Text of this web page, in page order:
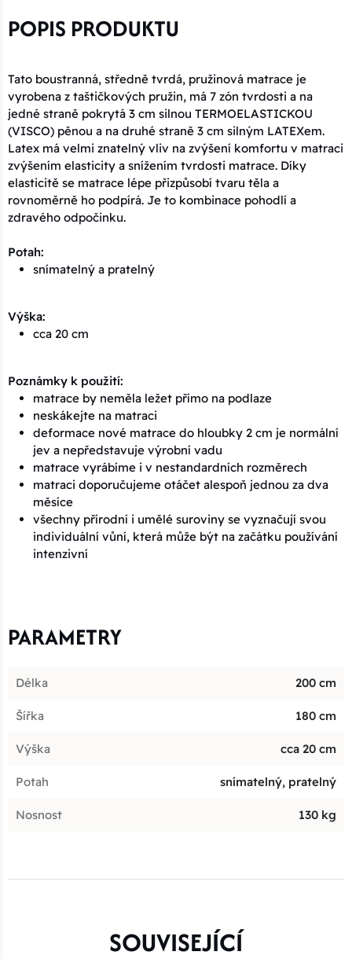
POPIS PRODUKTU
Tato boustranná, středně tvrdá, pružinová matrace je
vyrobena z taštičkových pružin, má 7 zón tvrdosti a na
jedné straně pokrytá 3 cm silnou TERMOELASTICKOU
(VISCO) pěnou a na druhé straně 3 cm silným LATEXem.
Latex má velmi znatelný vliv na zvýšení komfortu v matraci
zvýšením elasticity a snížením tvrdosti matrace. Díky
elasticitě se matrace lépe přizpůsobí tvaru těla a
rovnoměrně ho podpírá. Je to kombinace pohodlí a
zdravého odpočinku.
Potah:
snímatelný a pratelný
Výška:
cca 20 cm
Poznámky k použití:
matrace by neměla ležet přímo na podlaze
neskákejte na matraci
deformace nové matrace do hloubky 2 cm je normální
jev a nepředstavuje výrobní vadu
matrace vyrábíme i v nestandardních rozměrech
matraci doporučujeme otáčet alespoň jednou za dva
měsíce
všechny přírodní i umělé suroviny se vyznačují svou
individuální vůní, která může být na začátku používání
intenzivní
PARAMETRY
Délka 200 cm
Šířka 180 cm
Výška cca 20 cm
Potah snímatelný, pratelný
Nosnost 130 kg
SOUVISEJÍCÍ